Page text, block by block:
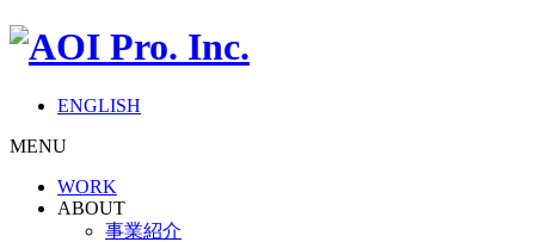
ENGLISH
MENU
WORK
ABOUT
事業紹介